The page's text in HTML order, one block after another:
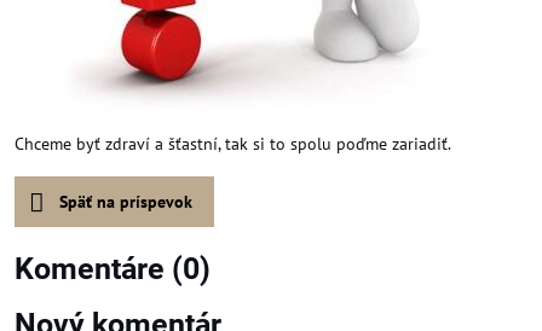
Chceme byť zdraví a šťastní, tak si to spolu poďme zariadiť.
Späť na príspevok
Komentáre (0)